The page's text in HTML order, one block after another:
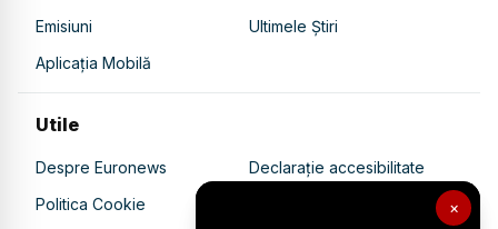
×
Emisiuni
Ultimele Știri
Aplicația Mobilă
Utile
Despre Euronews
Declarație accesibilitate
Politica Cookie
Politica de confidențialitate